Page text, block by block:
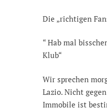
Die „richtigen
“ Hab mal
Klub“
Wir sprechen
Lazio. Nicht
Immobile ist